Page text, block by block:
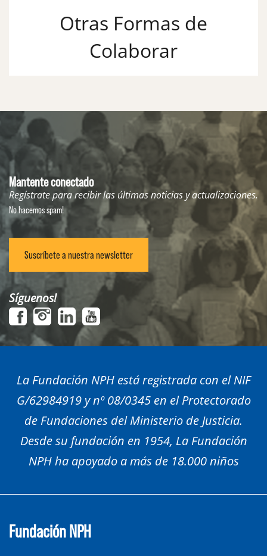
Otras Formas de
Colaborar
Mantente conectado
Regístrate para recibir las últimas noticias y actualizaciones.
No hacemos spam!
Suscríbete a nuestra newsletter
Síguenos!
La Fundación NPH está registrada con el NIF
G/62984919 y nº 08/0345 en el Protectorado
de Fundaciones del Ministerio de Justicia.
Desde su fundación en 1954, La Fundación
NPH ha apoyado a más de 18.000 niños
Fundación NPH